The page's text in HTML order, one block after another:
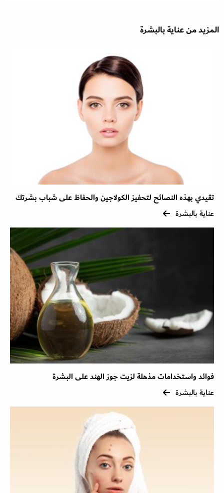
المزيد من عناية بالبشرة
تقيدي بهذه النصائح لتحفيز الكولاجين والحفاظ على شباب بشرتك
عناية بالبشرة
فوائد واستخدامات مذهلة لزيت جوز الهند على البشرة
عناية بالبشرة